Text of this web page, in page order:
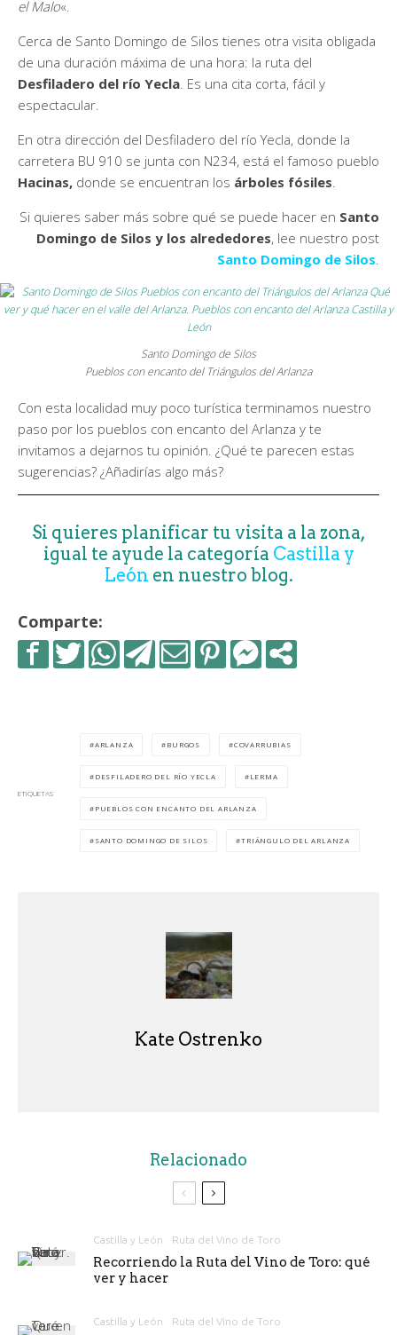
el Malo«.
Cerca de Santo Domingo de Silos tienes otra visita obligada
de una duración máxima de una hora: la ruta del
Desfiladero del río Yecla . Es una cita corta, fácil y
espectacular.
En otra dirección del Desfiladero del río Yecla, donde la
carretera BU 910 se junta con N234, está el famoso pueblo
Hacinas, donde se encuentran los árboles fósiles
Si quieres saber más sobre qué se puede hacer en Santo
Domingo de Silos y los alrededores, lee nuestro post
Santo Domingo de Silos
Santo Domingo de Silos
Pueblos con encanto del Triángulos del Arlanza
Con esta localidad muy poco turística terminamos nuestro
paso por los pueblos con encanto del Arlanza y te
invitamos a dejarnos tu opinión. ¿Qué te parecen estas
sugerencias? ¿Añadirías algo más?
Si quieres planificar tu visita a la zona,
igual te ayude la categoría Castilla y
León en nuestro blog.
Comparte:
ETIQUETAS
ARLANZA BURGOS COVARRUBIAS
DESFILADERO DEL RÍO YECLA LERMA
PUEBLOS CON ENCANTO DEL ARLANZA
SANTO DOMINGO DE SILOS TRIÁNGULO DEL ARLANZA
Kate Ostrenko
Relacionado
Castilla y León Ruta del Vino de Toro
Recorriendo la Ruta del Vino de Toro: qué
ver y hacer
Castilla y León Ruta del Vino de Toro